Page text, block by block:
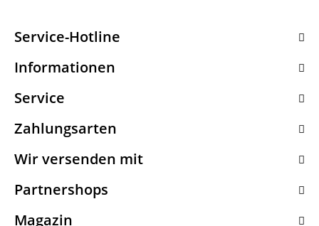
Service-Hotline
Informationen
Service
Zahlungsarten
Wir versenden mit
Partnershops
Magazin